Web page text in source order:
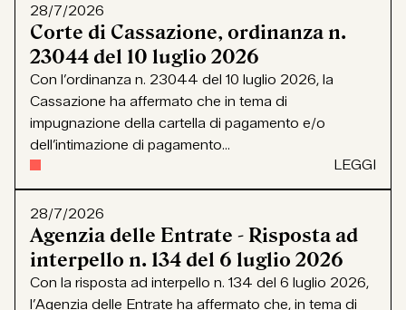
28/7/2026
Corte di Cassazione, ordinanza n.
23044 del 10 luglio 2026
Con l’ordinanza n. 23044 del 10 luglio 2026, la
Cassazione ha affermato che in tema di
impugnazione della cartella di pagamento e/o
dell’intimazione di pagamento...
LEGGI
28/7/2026
Agenzia delle Entrate - Risposta ad
interpello n. 134 del 6 luglio 2026
Con la risposta ad interpello n. 134 del 6 luglio 2026,
l’Agenzia delle Entrate ha affermato che, in tema di